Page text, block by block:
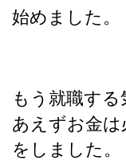
始めました。
もう就職す
あえずお金は
をしました。